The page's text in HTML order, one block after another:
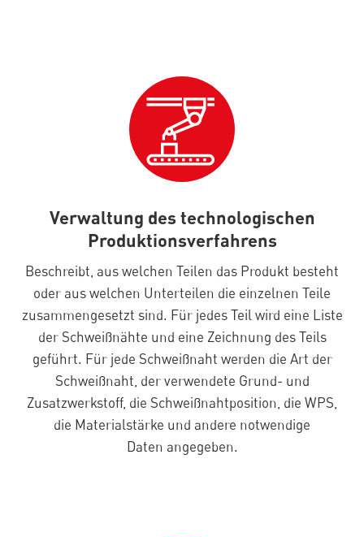
Verwaltung des technologischen
Produktionsverfahrens
Beschreibt, aus welchen Teilen das Produkt besteht
oder aus welchen Unterteilen die einzelnen Teile
zusammengesetzt sind. Für jedes Teil wird eine Liste
der Schweißnähte und eine Zeichnung des Teils
geführt. Für jede Schweißnaht werden die Art der
Schweißnaht, der verwendete Grund- und
Zusatzwerkstoff, die Schweißnahtposition, die WPS,
die Materialstärke und andere notwendige
Daten angegeben.